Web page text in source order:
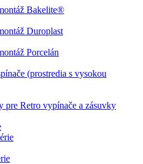
Bakelite®
Duroplast
Porcelán
(prostredia s vysokou
pre Retro vypínače a zásuvky